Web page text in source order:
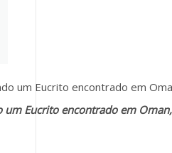
Eucrito encontrado em